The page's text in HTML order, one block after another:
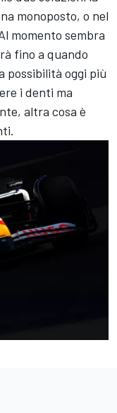
monoposto, o nel
momento sembra
fino a quando
possibilità oggi più
i denti ma
altra cosa è